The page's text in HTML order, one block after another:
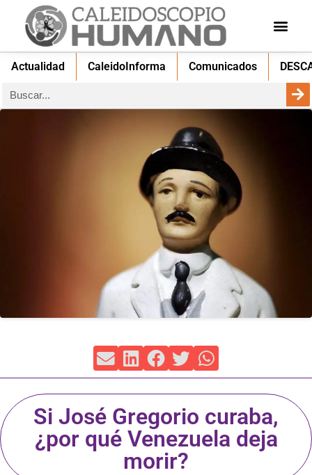
Actualidad CaleidoInforma Comunicados
Si José Gregorio curaba,
¿por qué Venezuela deja
morir?